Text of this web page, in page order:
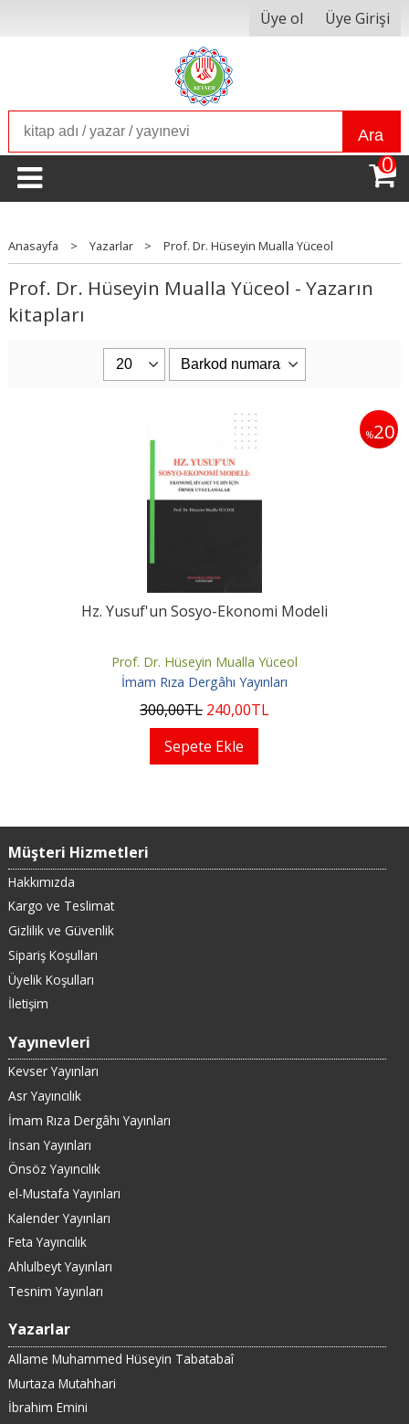
Üye ol Üye Girişi
Ara
0
Anasayfa > Yazarlar > Prof. Dr. Hüseyin Mualla Yüceol
Prof. Dr. Hüseyin Mualla Yüceol - Yazarın
kitapları
%20
Hz. Yusuf'un Sosyo-Ekonomi Modeli
Prof. Dr. Hüseyin Mualla Yüceol
İmam Rıza Dergâhı Yayınları
300,00TL 240,00TL
Sepete Ekle
Müşteri Hizmetleri
Hakkımızda
Kargo ve Teslimat
Gizlilik ve Güvenlik
Sipariş Koşulları
Üyelik Koşulları
İletişim
Yayınevleri
Kevser Yayınları
Asr Yayıncılık
İmam Rıza Dergâhı Yayınları
İnsan Yayınları
Önsöz Yayıncılık
el-Mustafa Yayınları
Kalender Yayınları
Feta Yayıncılık
Ahlulbeyt Yayınları
Tesnim Yayınları
Yazarlar
Allame Muhammed Hüseyin Tabatabaî
Murtaza Mutahhari
İbrahim Emini